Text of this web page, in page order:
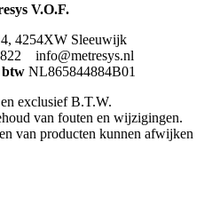
V.O.F.
4254XW Sleeuwijk
info@metresys.nl
btw NL865844884B01
exclusief B.T.W.
van fouten en wijzigingen.
van producten kunnen afwijken